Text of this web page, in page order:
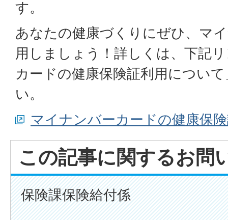
す。
あなたの健康づくりにぜひ、マ
用しましょう！詳しくは、下記
カードの健康保険証利用につい
い。
マイナンバーカードの健康保
この記事に関するお問
保険課保険給付係